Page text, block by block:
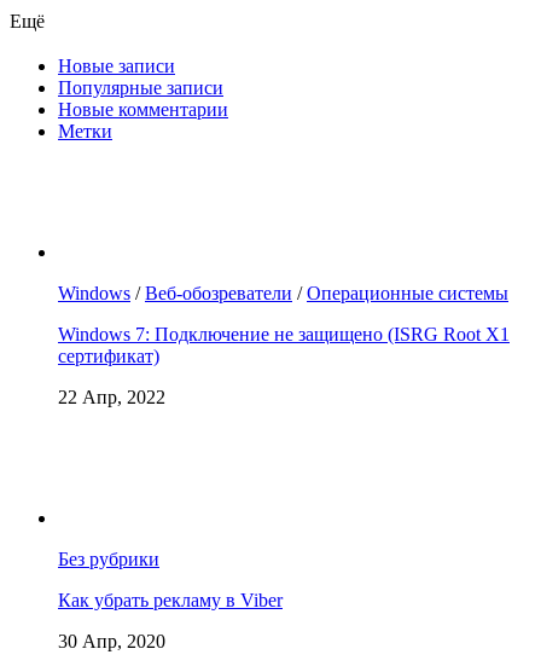
Ещё
Новые записи
Популярные записи
Новые комментарии
Метки
Windows /Веб-обозреватели /Операционные системы
Windows 7: Подключение не защищено (ISRG Root X1
сертификат)
22 Апр, 2022
Без рубрики
Как убрать рекламу в Viber
30 Апр, 2020